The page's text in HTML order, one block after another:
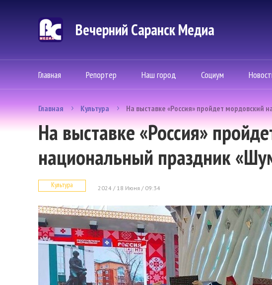
Вечерний Саранск Mедиа
Главная Репортер Наш город Социум
Главная Культура На выставке «Россия» пройдет мордовский
На выставке «Россия»
национальный праздник
Культура 2024 / 18 Июня / 09:34